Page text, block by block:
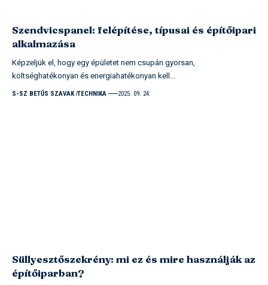
Szendvicspanel: felépítése, típusai és építőipari
alkalmazása
Képzeljük el, hogy egy épületet nem csupán gyorsan,
költséghatékonyan és energiahatékonyan kell…
S-SZ BETŰS SZAVAK TECHNIKA 2025. 09. 24.
Süllyesztőszekrény: mi ez és mire használják az
építőiparban?